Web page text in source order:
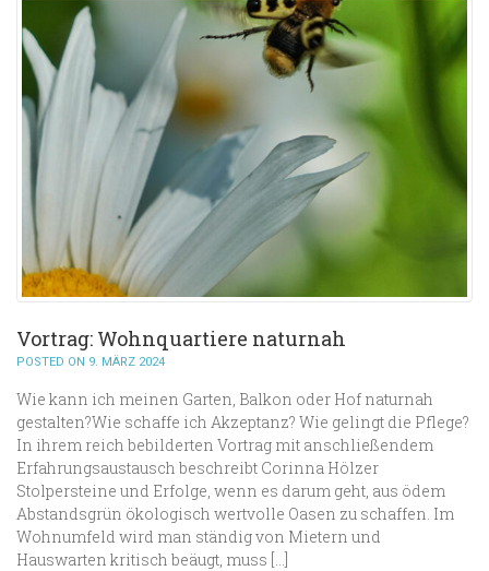
Vortrag: Wohnquartiere naturnah
POSTED ON 9. MÄRZ 2024
Wie kann ich meinen Garten, Balkon oder Hof naturnah
gestalten?Wie schaffe ich Akzeptanz? Wie gelingt die Pflege?
In ihrem reich bebilderten Vortrag mit anschließendem
Erfahrungsaustausch beschreibt Corinna Hölzer
Stolpersteine und Erfolge, wenn es darum geht, aus ödem
Abstandsgrün ökologisch wertvolle Oasen zu schaffen. Im
Wohnumfeld wird man ständig von Mietern und
Hauswarten kritisch beäugt, muss […]